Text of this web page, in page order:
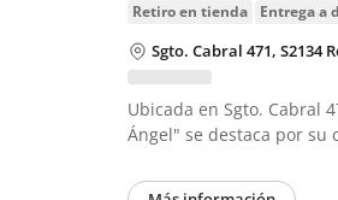
retiro en tienda entrega
Sgto. Cabral 471, S2134
Ubicada en Sgto. Cabral
Ángel" se destaca por su